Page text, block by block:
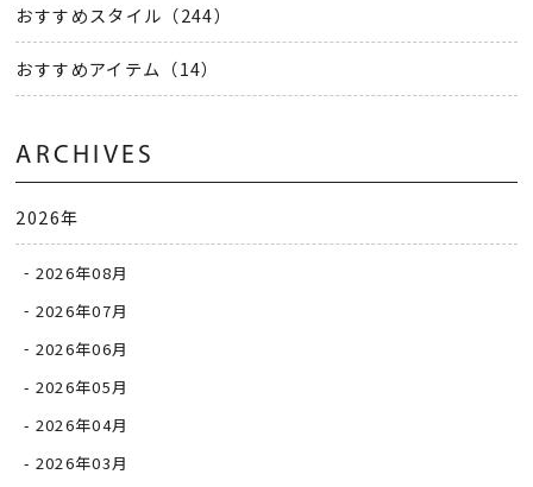
おすすめスタイル（244）
おすすめアイテム（14）
ARCHIVES
2026年
2026年08月
2026年07月
2026年06月
2026年05月
2026年04月
2026年03月